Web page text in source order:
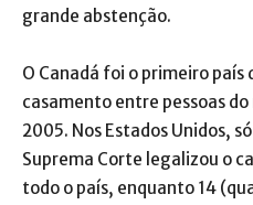
grande abstenção.
O Canadá foi o primeiro país
casamento entre pessoas
2005. Nos Estados Unidos,
Suprema Corte legalizou o
todo o país, enquanto 14